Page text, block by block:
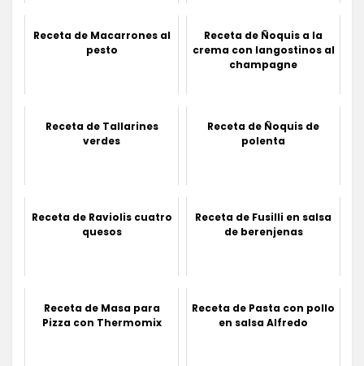
Receta de Macarrones al
pesto
Receta de Ñoquis a la
crema con langostinos al
champagne
Receta de Tallarines
verdes
Receta de Ñoquis de
polenta
Receta de Raviolis cuatro
quesos
Receta de Fusilli en salsa
de berenjenas
Receta de Masa para
Pizza con Thermomix
Receta de Pasta con pollo
en salsa Alfredo